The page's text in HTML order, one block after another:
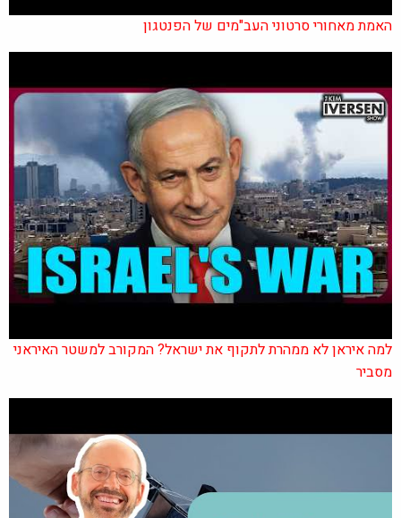
האמת מאחורי סרטוני העב"מים של הפנטגון
למה איראן לא ממהרת לתקוף את ישראל? המקורב למשטר האיראני
מסביר